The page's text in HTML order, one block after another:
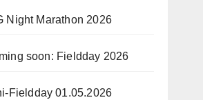
Night Marathon 2026
soon: Fieldday 2026
Fieldday 01.05.2026